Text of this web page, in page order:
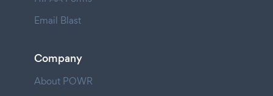
Email Blast
Company
About POWR